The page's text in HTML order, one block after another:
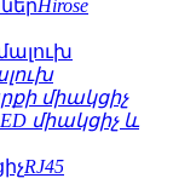
Hirose
միակցիչ
միակցիչ և
RJ45